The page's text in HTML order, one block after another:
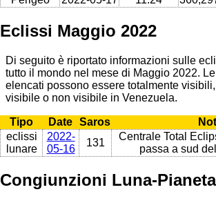
Eclissi Maggio 2022
Di seguito è riportato informazioni sulle
tutto il mondo nel mese di Maggio 2022.
elencati possono essere totalmente
visibile o non visibile in Venezuela.
Tipo Date Saros
eclissi
lunare
2022-
05-16
131
Centrale Total
passa a sud
Congiunzioni Luna-Pianeta